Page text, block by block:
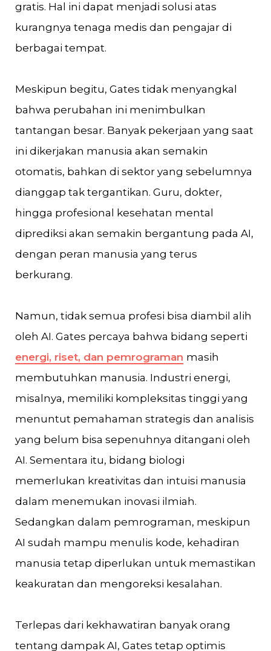
gratis. Hal ini dapat menjadi solusi atas
kurangnya tenaga medis dan pengajar di
berbagai tempat.
Meskipun begitu, Gates tidak menyangkal
bahwa perubahan ini menimbulkan
tantangan besar. Banyak pekerjaan yang saat
ini dikerjakan manusia akan semakin
otomatis, bahkan di sektor yang sebelumnya
dianggap tak tergantikan. Guru, dokter,
hingga profesional kesehatan mental
diprediksi akan semakin bergantung pada AI,
dengan peran manusia yang terus
berkurang.
Namun, tidak semua profesi bisa diambil alih
oleh AI. Gates percaya bahwa bidang seperti
energi, riset, dan pemrograman masih
membutuhkan manusia. Industri energi,
misalnya, memiliki kompleksitas tinggi yang
menuntut pemahaman strategis dan analisis
yang belum bisa sepenuhnya ditangani oleh
AI. Sementara itu, bidang biologi
memerlukan kreativitas dan intuisi manusia
dalam menemukan inovasi ilmiah.
Sedangkan dalam pemrograman, meskipun
AI sudah mampu menulis kode, kehadiran
manusia tetap diperlukan untuk memastikan
keakuratan dan mengoreksi kesalahan.
Terlepas dari kekhawatiran banyak orang
tentang dampak AI, Gates tetap optimis